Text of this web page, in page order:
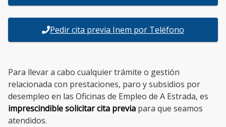
Pedir cita previa Inem por Teléfono
Para llevar a cabo cualquier trámite o gestión
relacionada con prestaciones, paro y subsidios por
desempleo en las Oficinas de Empleo de A Estrada, es
imprescindible solicitar cita previa para que seamos
atendidos.